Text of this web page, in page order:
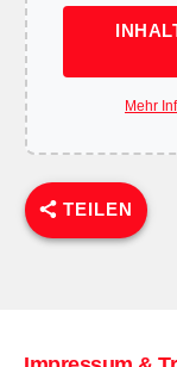
Mehr
TEILEN